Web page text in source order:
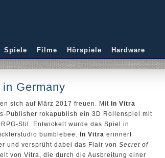
Spiele Filme Hörspiele Hardware
Germany
sich auf März 2017 freuen. Mit In Vitra
Publisher rokapublish ein 3D Rollenspiel mit
Stil. Entwickelt wurde das Spiel in
bumblebee.
In Vitra erinnert
und versprüht dabei das Flair von Secret of
von Vitra, die durch die Ausbreitung einer